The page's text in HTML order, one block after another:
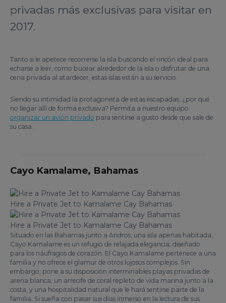
privadas más exclusivas para visitar en
2017.
Tanto si le apetece recorrerse la isla buscando el rincón ideal para
echarse a leer, como bucear alrededor de la isla o disfrutar de una
cena privada al atardecer, estas islas están a su servicio.
Siendo su intimidad la protagonista de estas escapadas, ¿por qué
no llegar allí de forma exclusiva? Permita a nuestro equipo
organizar un avión privado para sentirse a gusto desde que sale de
su casa.
Cayo Kamalame, Bahamas
Hire a Private Jet to Kamalame Cay Bahamas
Hire a Private Jet to Kamalame Cay Bahamas
Situado en las Bahamas junto a Andros, una isla apenas habitada,
Cayo Kamalame es un refugio de relajada elegancia, diseñado
para los náufragos de corazón. El Cayo Kamalame pertenece a una
familia y no ofrece el glamur de otros lujosos complejos. Sin
embargo, pone a su disposición interminables playas privadas de
arena blanca, un arrecife de coral repleto de vida marina junto a la
costa, y una hospitalidad natural que le hará sentirse parte de la
familia. Si sueña con pasar sus días inmerso en la lectura de sus